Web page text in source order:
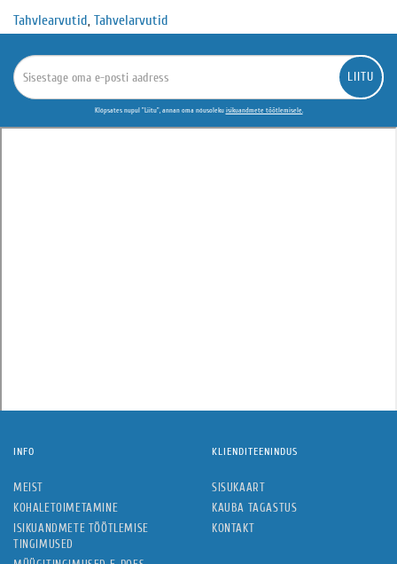
Tahvlearvutid, Tahvelarvutid
LIITU
Klõpsates nupul "Liitu", annan oma nõusoleku isikuandmete töötlemisele.
INFO
MEIST
KOHALETOIMETAMINE
ISIKUANDMETE TÖÖTLEMISE
TINGIMUSED
KLIENDITEENINDUS
SISUKAART
KAUBA TAGASTUS
KONTAKT